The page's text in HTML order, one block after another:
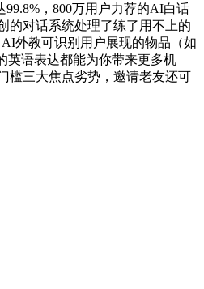
，800万用户力荐的AI白话
的对话系统处理了练了用不上的
外教可识别用户展现的物品（如
英语表达都能为你带来更多机
槛三大焦点劣势，邀请老友还可